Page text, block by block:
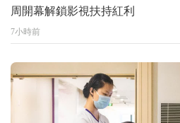
周開幕解鎖影視扶持紅利
7小時前